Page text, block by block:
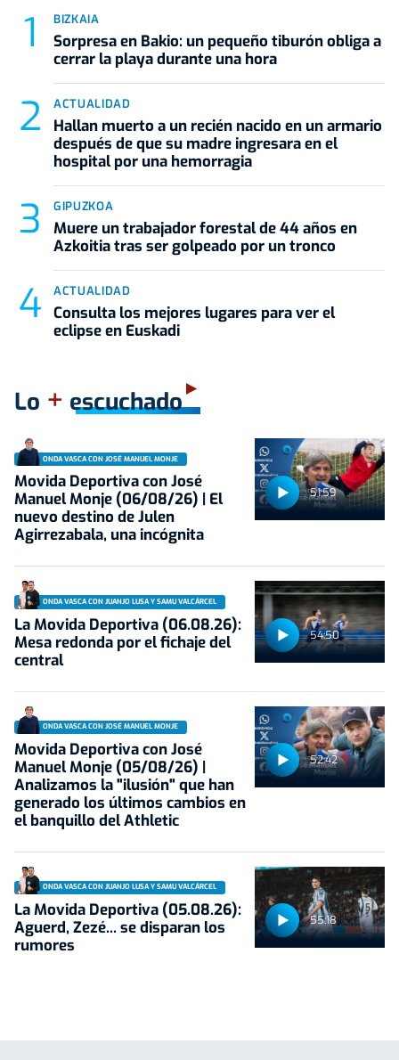
BIZKAIA
Sorpresa en Bakio: un pequeño tiburón obliga a
cerrar la playa durante una hora
ACTUALIDAD
Hallan muerto a un recién nacido en un armario
después de que su madre ingresara en el
hospital por una hemorragia
GIPUZKOA
Muere un trabajador forestal de 44 años en
Azkoitia tras ser golpeado por un tronco
ACTUALIDAD
Consulta los mejores lugares para ver el
eclipse en Euskadi
Lo + escuchado
51:59
ONDA VASCA CON JOSÉ MANUEL MONJE
Movida Deportiva con José
Manuel Monje (06/08/26) | El
nuevo destino de Julen
Agirrezabala, una incógnita
54:50
ONDA VASCA CON JUANJO LUSA Y SAMU VALCÁRCEL
La Movida Deportiva (06.08.26):
Mesa redonda por el fichaje del
central
52:42
ONDA VASCA CON JOSÉ MANUEL MONJE
Movida Deportiva con José
Manuel Monje (05/08/26) |
Analizamos la "ilusión" que han
generado los últimos cambios en
el banquillo del Athletic
55:18
ONDA VASCA CON JUANJO LUSA Y SAMU VALCÁRCEL
La Movida Deportiva (05.08.26):
Aguerd, Zezé... se disparan los
rumores